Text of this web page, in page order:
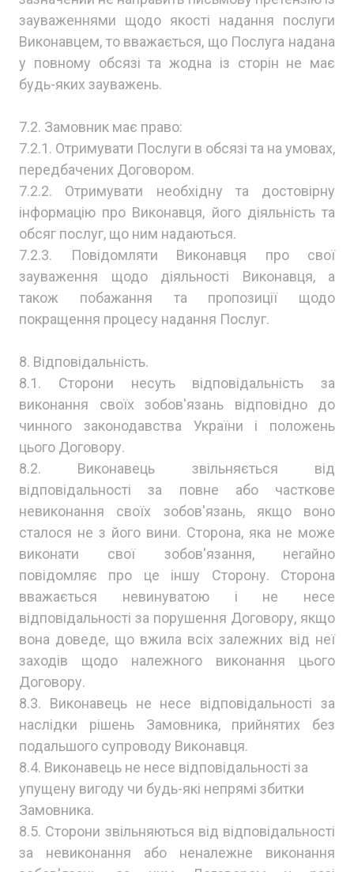
зауваженнями щодо якості надання послуги
Виконавцем, то вважається, що Послуга надана
у повному обсязі та жодна із сторін не має
будь-яких зауважень.
7.2. Замовник має право:
7.2.1. Отримувати Послуги в обсязі та на умовах,
передбачених Договором.
7.2.2. Отримувати необхідну та достовірну
інформацію про Виконавця, його діяльність та
обсяг послуг, що ним надаються.
7.2.3. Повідомляти Виконавця про свої
зауваження щодо діяльності Виконавця, а
також побажання та пропозиції щодо
покращення процесу надання Послуг.
8. Відповідальність.
8.1. Сторони несуть відповідальність за
виконання своїх зобов'язань відповідно до
чинного законодавства України і положень
цього Договору.
8.2. Виконавець звільняється від
відповідальності за повне або часткове
невиконання своїх зобов'язань, якщо воно
сталося не з його вини. Сторона, яка не може
виконати свої зобов'язання, негайно
повідомляє про це іншу Сторону. Сторона
вважається невинуватою і не несе
відповідальності за порушення Договору, якщо
вона доведе, що вжила всіх залежних від неї
заходів щодо належного виконання цього
Договору.
8.3. Виконавець не несе відповідальності за
наслідки рішень Замовника, прийнятих без
подальшого супроводу Виконавця.
8.4. Виконавець не несе відповідальності за
упущену вигоду чи будь-які непрямі збитки
Замовника.
8.5. Сторони звільняються від відповідальності
за невиконання або неналежне виконання